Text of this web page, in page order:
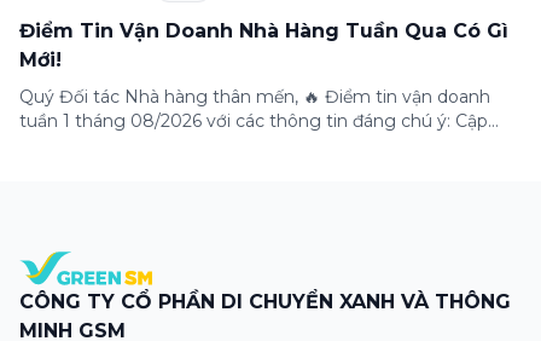
Điểm Tin Vận Doanh Nhà Hàng Tuần Qua Có Gì
Mới!
Quý Đối tác Nhà hàng thân mến, 🔥 Điểm tin vận doanh
tuần 1 tháng 08/2026 với các thông tin đáng chú ý: Cập
CÔNG TY CỔ PHẦN DI CHUYỂN XANH VÀ THÔNG
MINH GSM